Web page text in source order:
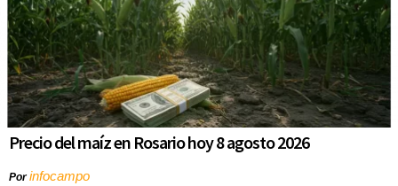
Precio del maíz en Rosario hoy 8 agosto 2026
Porinfocampo